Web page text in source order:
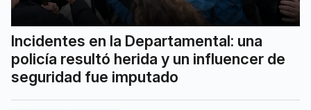
Incidentes en la Departamental: una
policía resultó herida y un influencer de
seguridad fue imputado